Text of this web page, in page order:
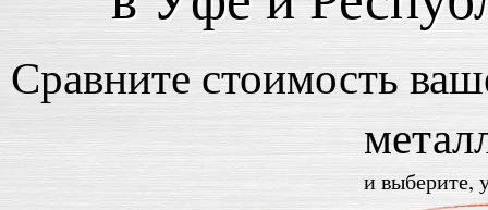
Сравните стоимость
и выберите,